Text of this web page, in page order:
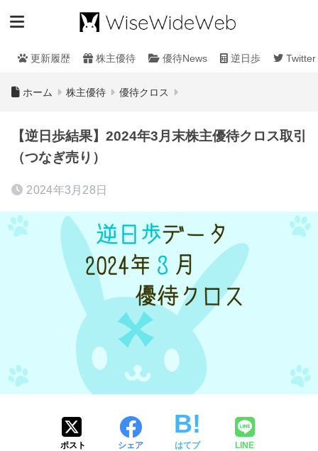
更新履歴 株主優待 優待News 逆日歩 Twitter
ホーム 株主優待 優待クロス
【逆日歩結果】2024年3月末株主優待クロス取引
（つなぎ売り）
2024年3月28日
ポスト シェア はてブ LINE